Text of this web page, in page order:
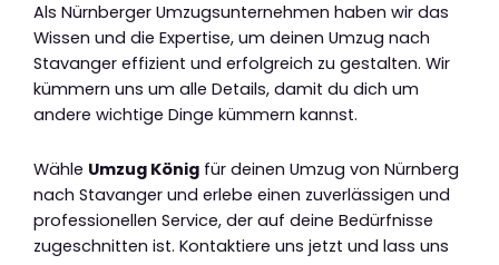
Als Nürnberger Umzugsunternehmen haben wir das
Wissen und die Expertise, um deinen Umzug nach
Stavanger effizient und erfolgreich zu gestalten. Wir
kümmern uns um alle Details, damit du dich um
andere wichtige Dinge kümmern kannst.
Wähle Umzug König für deinen Umzug von Nürnberg
nach Stavanger und erlebe einen zuverlässigen und
professionellen Service, der auf deine Bedürfnisse
zugeschnitten ist. Kontaktiere uns jetzt und lass uns